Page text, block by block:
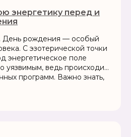
энергетику перед и
С эзотерической точки
энергетическое поле
уязвимым, ведь происходит
программ. Важно знать,